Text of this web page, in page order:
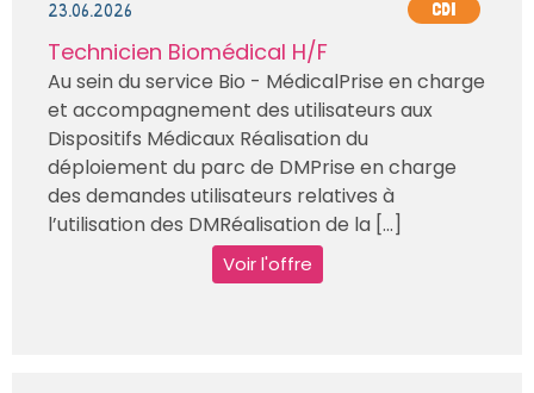
23.06.2026 CDI
Technicien Biomédical H/F
Au sein du service Bio - MédicalPrise en charge
et accompagnement des utilisateurs aux
Dispositifs Médicaux Réalisation du
déploiement du parc de DMPrise en charge
des demandes utilisateurs relatives à
l’utilisation des DMRéalisation de la [...]
Voir l'offre